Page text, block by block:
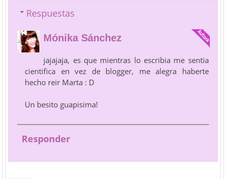
Respuestas
Mónika Sánchez
jajajaja, es que mientras lo escribia me sentia
cientifica en vez de blogger, me alegra haberte
hecho reir Marta : D
Un besito guapisima!
Responder